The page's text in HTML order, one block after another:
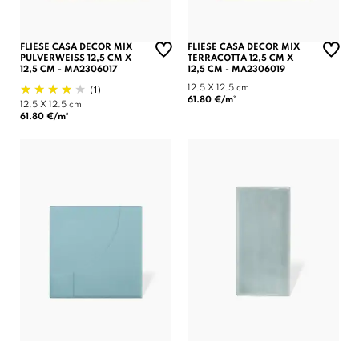
FLIESE CASA DECOR MIX
PULVERWEISS 12,5 CM X
12,5 CM - MA2306017
(1)
12.5 X 12.5 cm
61.80 €/m²
FLIESE CASA DECOR MIX
TERRACOTTA 12,5 CM X
12,5 CM - MA2306019
12.5 X 12.5 cm
61.80 €/m²